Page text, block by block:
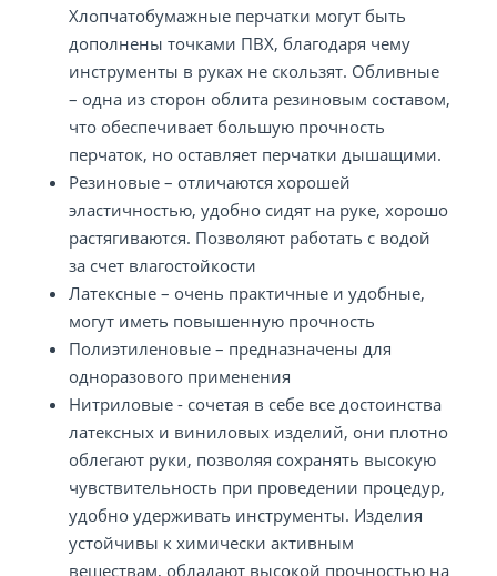
Хлопчатобумажные перчатки могут быть
дополнены точками ПВХ, благодаря чему
инструменты в руках не скользят. Обливные
– одна из сторон облита резиновым составом,
что обеспечивает большую прочность
перчаток, но оставляет перчатки дышащими.
Резиновые – отличаются хорошей
эластичностью, удобно сидят на руке, хорошо
растягиваются. Позволяют работать с водой
за счет влагостойкости
Латексные – очень практичные и удобные,
могут иметь повышенную прочность
Полиэтиленовые – предназначены для
одноразового применения
Нитриловые - сочетая в себе все достоинства
латексных и виниловых изделий, они плотно
облегают руки, позволяя сохранять высокую
чувствительность при проведении процедур,
удобно удерживать инструменты. Изделия
устойчивы к химически активным
веществам, обладают высокой прочностью на